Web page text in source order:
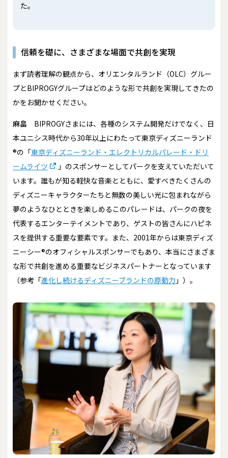
た。
信頼を礎に、さまざまな場面で共創を実現
――まず読者理解の観点から、オリエンタルランド（OLC）グルー
プとBIPROGYグループはどのような形で共創を実現してきたの
かをお聞かせください。
麻畠
BIPROGYさまには、各種のシステム開発だけでなく、日
本ユニシス時代から30年以上にわたって東京ディズニーランド
®の「東京ディズニーランド・エレクトリカルパレード・ドリ
ームライツ
」のスポンサーとしてパークを支えていただいて
います。誰もが知る軽快な音楽とともに、愛すべきたくさんの
ディズニーキャラクターたちと無数の美しい光に包まれながら
夢のようなひとときを楽しめるこのパレードは、パークの夜を
代表するエンターテイメントであり、ゲストの皆さんにハピネ
スを提供する重要な要素です。また、2001年からは東京ディズ
ニーシー®のオフィシャルスポンサーでもあり、本当にさまざま
な形で共創を進める重要なビジネスパートナーとなっています
（参考「進化し続けるディズニーブランドの原動力 」）。